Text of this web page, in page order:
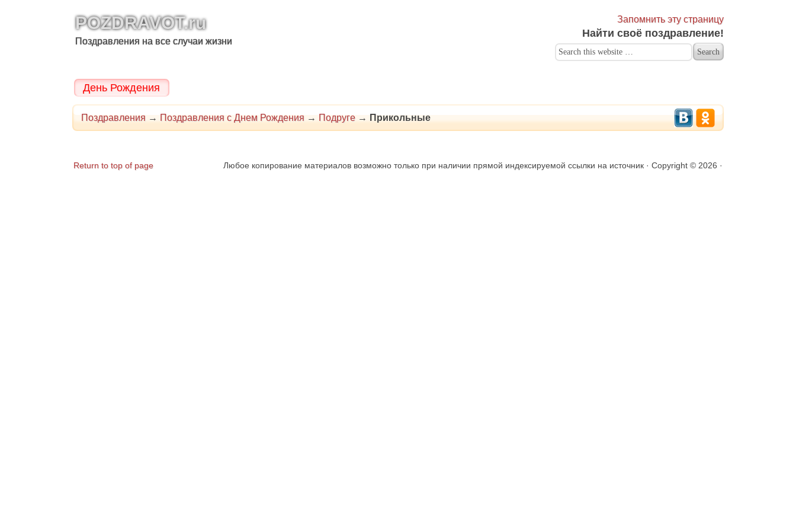
POZDRAVOT.ru
Поздравления на все случаи жизни
Запомнить эту страницу
Найти своё поздравление!
День Рождения
Поздравления → Поздравления с Днем Рождения → Подруге → Прикольные
Return to top of page Любое копирование материалов возможно только при наличии прямой индексируемой ссылки на источник · Copyright © 2026 ·